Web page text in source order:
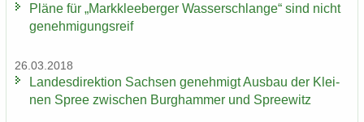
Pläne für „Mark­klee­ber­ger Was­ser­schlan­ge“ sind nicht
ge­neh­mi­gungs­reif
26.03.2018
Lan­des­di­rek­ti­on Sach­sen ge­neh­migt Aus­bau der Klei­
nen Spree zwi­schen Burg­ham­mer und Spree­witz